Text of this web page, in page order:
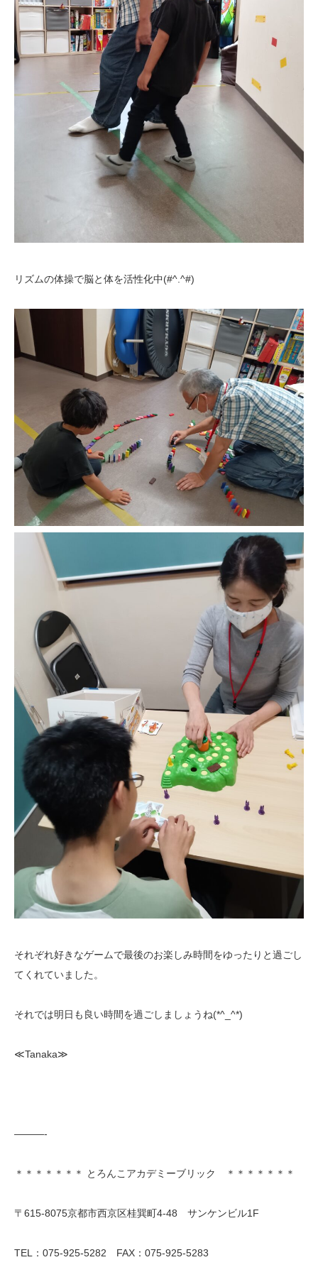
リズムの体操で脳と体を活性化中(#^.^#)
それぞれ好きなゲームで最後のお楽しみ時間をゆったりと過ごし
てくれていました。
それでは明日も良い時間を過ごしましょうね(*^_^*)
≪Tanaka≫
———-
＊＊＊＊＊＊＊ とろんこアカデミーブリック ＊＊＊＊＊＊＊
〒615-8075京都市西京区桂巽町4-48 サンケンビル1F
TEL：075-925-5282 FAX：075-925-5283